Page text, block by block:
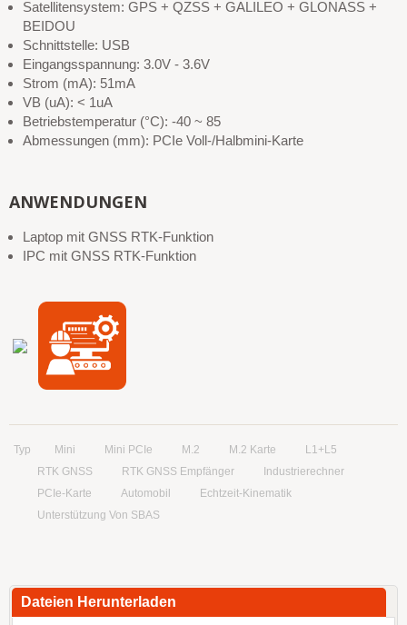
Satellitensystem: GPS + QZSS + GALILEO + GLONASS +
BEIDOU
Schnittstelle: USB
Eingangsspannung: 3.0V - 3.6V
Strom (mA): 51mA
VB (uA): < 1uA
Betriebstemperatur (°C): -40 ~ 85
Abmessungen (mm): PCIe Voll-/Halbmini-Karte
ANWENDUNGEN
Laptop mit GNSS RTK-Funktion
IPC mit GNSS RTK-Funktion
Typ Mini Mini PCIe M.2 M.2 Karte
L1+L5
RTK GNSS
RTK GNSS Empfänger
Industrierechner
PCIe-Karte
Automobil
Echtzeit-Kinematik
Unterstützung Von SBAS
Dateien Herunterladen